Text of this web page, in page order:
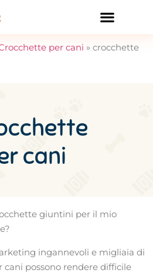
per cani » crocchette
cani
giuntini per il mio
ingannevoli e migliaia di
cani possono rendere difficile